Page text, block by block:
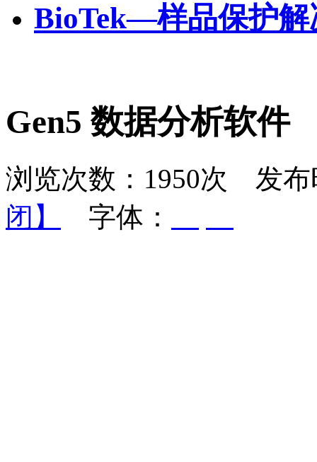
BioTek—样品保护解
Gen5 数据分析软件
浏览次数：1950次 发
闭】
字体：